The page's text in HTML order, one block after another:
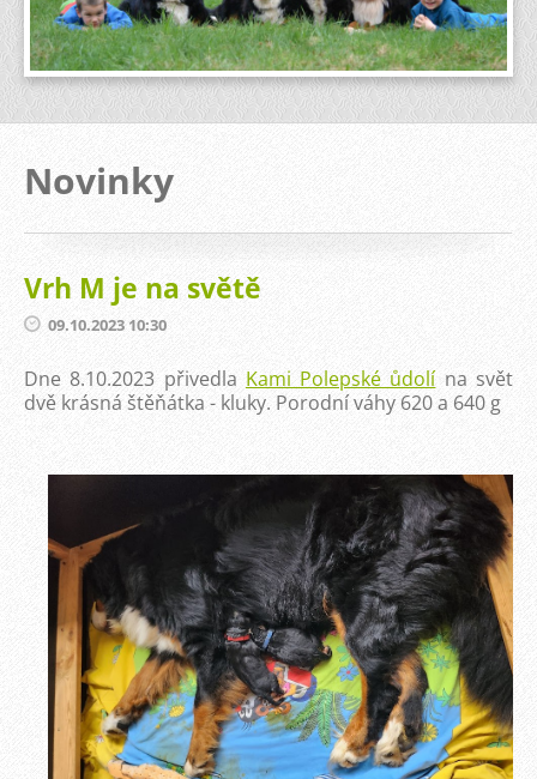
Novinky
Vrh M je na světě
09.10.2023 10:30
Dne 8.10.2023 přivedla Kami Polepské ůdolína svět
dvě krásná štěňátka - kluky. Porodní váhy 620 a 640 g